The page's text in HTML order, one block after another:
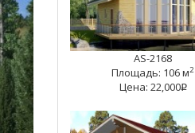
AS-2168
Площадь: 106 м2
Цена: 22,000q